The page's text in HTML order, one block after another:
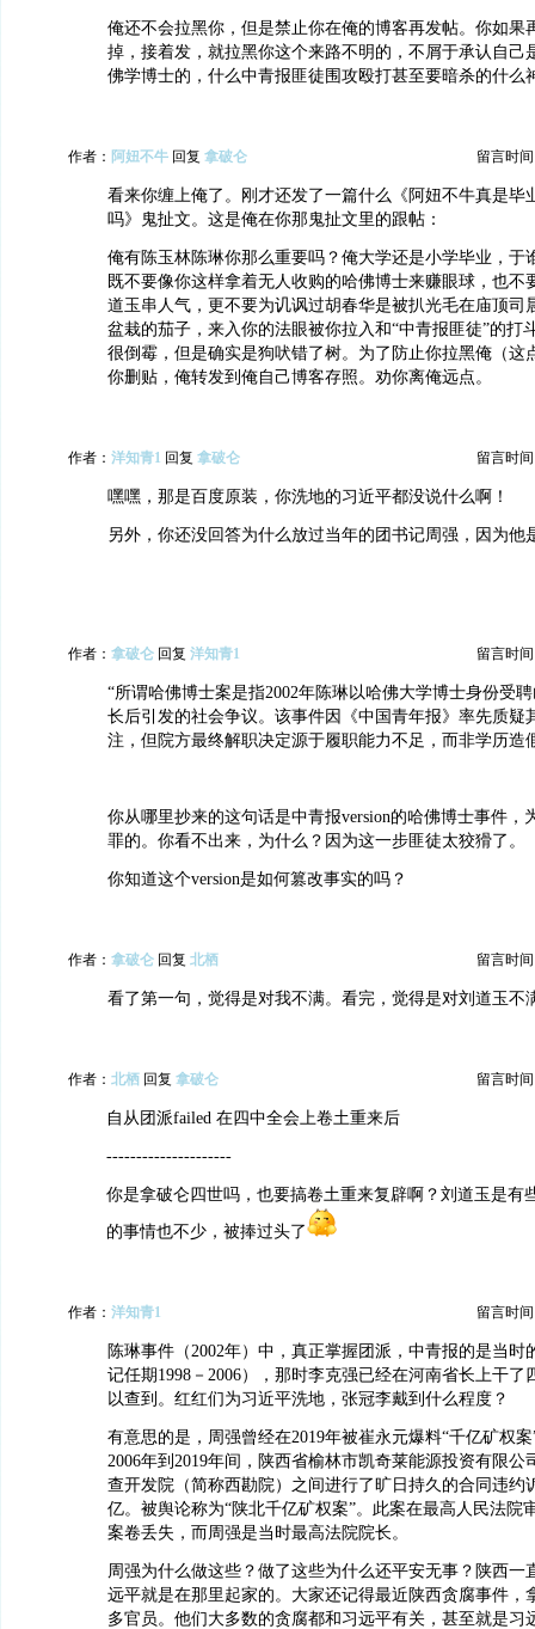
俺还不会拉黑你，但是禁止你在俺的博客再发帖。你如果
掉，接着发，就拉黑你这个来路不明的，不屑于承认自己
佛学博士的，什么中青报匪徒围攻殴打甚至要暗杀的什么
作者： 阿妞不牛 回复 拿破仑 留言时间
看来你缠上俺了。刚才还发了一篇什么《阿妞不牛真是毕
吗》鬼扯文。这是俺在你那鬼扯文里的跟帖：
俺有陈玉林陈琳你那么重要吗？俺大学还是小学毕业，于
既不要像你这样拿着无人收购的哈佛博士来赚眼球，也不
道玉串人气，更不要为讥讽过胡春华是被扒光毛在庙顶司
盆栽的茄子，来入你的法眼被你拉入和“中青报匪徒”的打
很倒霉，但是确实是狗吠错了树。为了防止你拉黑俺（这
你删贴，俺转发到俺自己博客存照。劝你离俺远点。
作者： 洋知青1 回复 拿破仑 留言时间
嘿嘿，那是百度原装，你洗地的习近平都没说什么啊！
另外，你还没回答为什么放过当年的团书记周强，因为他
作者： 拿破仑 回复 洋知青1 留言时间
“所谓哈佛博士案是指2002年陈琳以哈佛大学博士身份受
长后引发的社会争议。该事件因《中国青年报》率先质疑
注，但院方最终解职决定源于履职能力不足，而非学历造
你从哪里抄来的这句话是中青报version的哈佛博士事件，
罪的。你看不出来，为什么？因为这一步匪徒太狡猾了。
你知道这个version是如何篡改事实的吗？
作者： 拿破仑 回复 北栖 留言时间
看了第一句，觉得是对我不满。看完，觉得是对刘道玉不
作者： 北栖 回复 拿破仑 留言时间
自从团派failed 在四中全会上卷土重来后
---------------------
你是拿破仑四世吗，也要搞卷土重来复辟啊？刘道玉是有
的事情也不少，被捧过头了
作者： 洋知青1 留言时间
陈琳事件（2002年）中，真正掌握团派，中青报的是当时
记任期1998－2006），那时李克强已经在河南省长上干了
以查到。红红们为习近平洗地，张冠李戴到什么程度？
有意思的是，周强曾经在2019年被崔永元爆料“千亿矿权
2006年到2019年间，陕西省榆林市凯奇莱能源投资有限公
查开发院（简称西勘院）之间进行了旷日持久的合同违约
亿。被舆论称为“陕北千亿矿权案”。此案在最高人民法院
案卷丢失，而周强是当时最高法院院长。
周强为什么做这些？做了这些为什么还平安无事？陕西一
远平就是在那里起家的。大家还记得最近陕西贪腐事件，
多官员。他们大多数的贪腐都和习远平有关，甚至就是习